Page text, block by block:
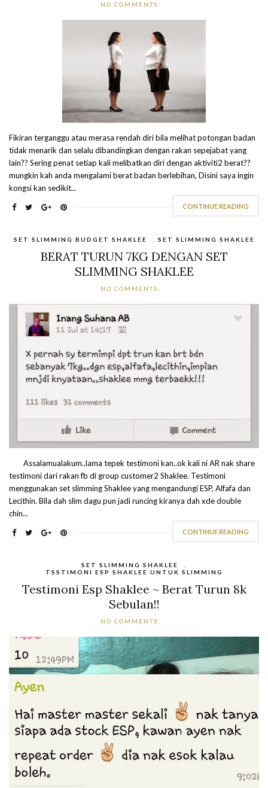
NO COMMENTS:
Fikiran terganggu atau merasa rendah diri bila melihat potongan badan
tidak menarik dan selalu dibandingkan dengan rakan sepejabat yang
lain?? Sering penat setiap kali melibatkan diri dengan aktiviti2 berat??
mungkin kah anda mengalami berat badan berlebihan, Disini saya ingin
kongsi kan sedikit...
CONTINUE READING
SET SLIMMING BUDGET SHAKLEE , SET SLIMMING SHAKLEE
BERAT TURUN 7KG DENGAN SET
SLIMMING SHAKLEE
NO COMMENTS:
Assalamualakum..lama tepek testimoni kan..ok kali ni AR nak share
testimoni dari rakan fb di group customer2 Shaklee. Testimoni
menggunakan set slimming Shaklee yang mengandungi ESP, Alfafa dan
Lecithin. Bila dah slim dagu pun jadi runcing kiranya dah xde double
chin...
CONTINUE READING
SET SLIMMING SHAKLEE
TSSTIMONI ESP SHAKLEE UNTUK SLIMMING
Testimoni Esp Shaklee ~ Berat Turun 8k
Sebulan!!
NO COMMENTS: